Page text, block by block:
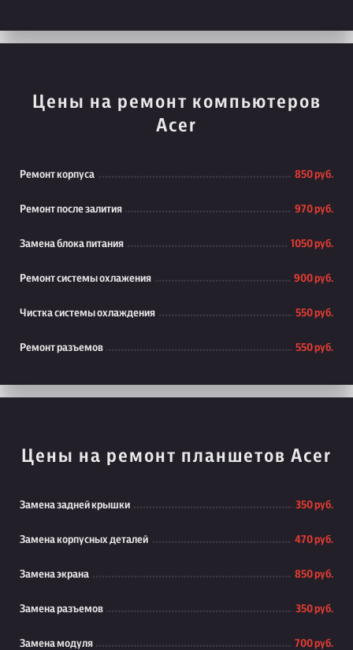
Цены на ремонт компьютеров
Acer
Ремонт корпуса 850 руб.
Ремонт после залития 970 руб.
Замена блока питания 1050 руб.
Ремонт системы охлажения 900 руб.
Чистка системы охлаждения 550 руб.
Ремонт разъемов 550 руб.
Цены на ремонт планшетов Acer
Замена задней крышки 350 руб.
Замена корпусных деталей 470 руб.
Замена экрана 850 руб.
Замена разъемов 350 руб.
Замена модуля 700 руб.